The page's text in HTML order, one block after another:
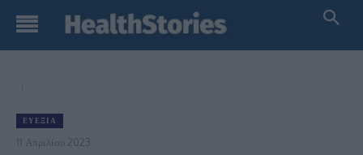
ΕΥΕΞΊΑ
11 Απριλίου 2023